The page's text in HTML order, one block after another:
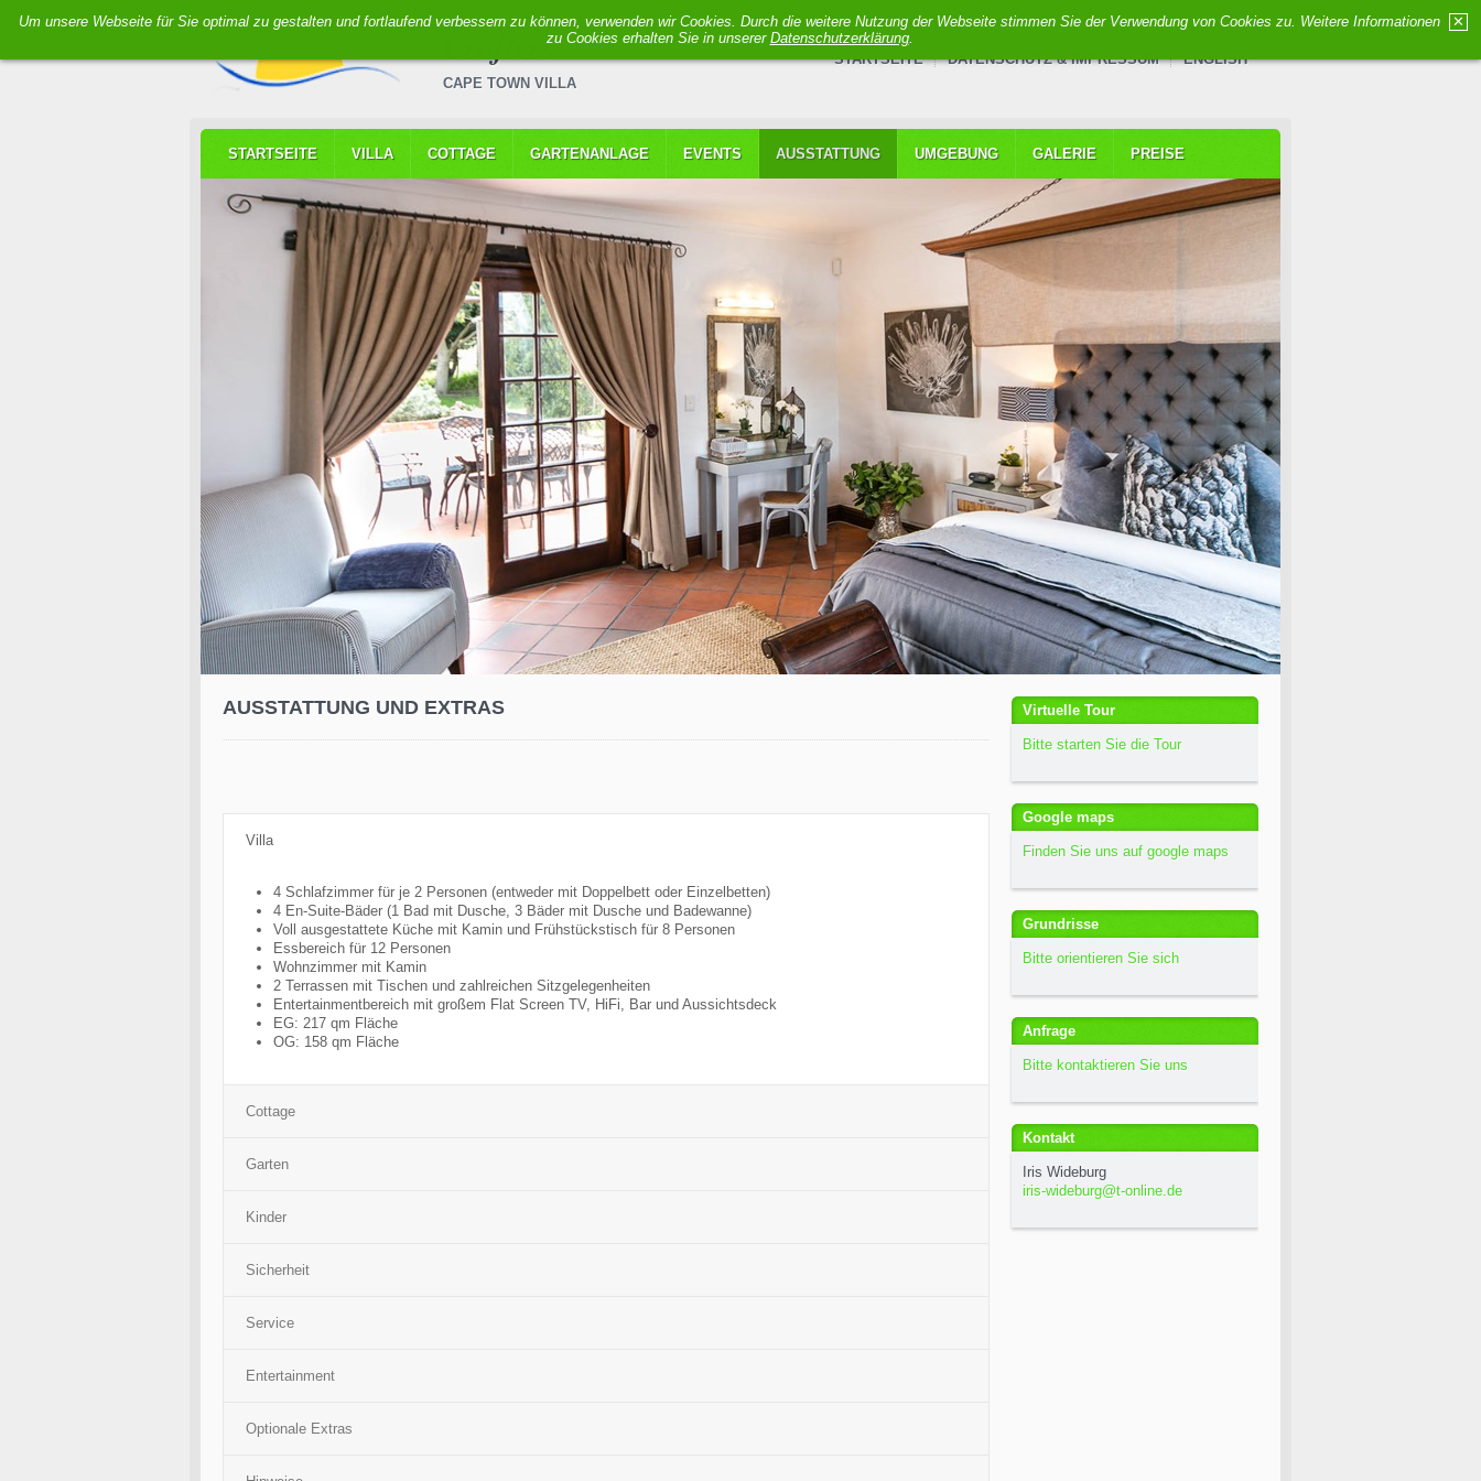
✕
Um unsere Webseite für Sie optimal zu gestalten und fortlaufend verbessern zu können, verwenden wir Cookies. Durch die weitere Nutzung der Webseite stimmen Sie der Verwendung von Cookies zu. Weitere Informationen
zu Cookies erhalten Sie in unserer Datenschutzerklärung.
Crofters
CAPE TOWN VILLA
STARTSEITE DATENSCHUTZ & IMPRESSUM ENGLISH
STARTSEITE VILLA COTTAGE GARTENANLAGE EVENTS AUSSTATTUNG UMGEBUNG GALERIE PREISE
1 2 3 4 5 6
AUSSTATTUNG UND EXTRAS
Villa
4 Schlafzimmer für je 2 Personen (entweder mit Doppelbett oder Einzelbetten)
4 En-Suite-Bäder (1 Bad mit Dusche, 3 Bäder mit Dusche und Badewanne)
Voll ausgestattete Küche mit Kamin und Frühstückstisch für 8 Personen
Essbereich für 12 Personen
Wohnzimmer mit Kamin
2 Terrassen mit Tischen und zahlreichen Sitzgelegenheiten
Entertainmentbereich mit großem Flat Screen TV, HiFi, Bar und Aussichtsdeck
EG: 217 qm Fläche
OG: 158 qm Fläche
Cottage
Garten
Kinder
Sicherheit
Service
Entertainment
Optionale Extras
Virtuelle Tour
Bitte starten Sie die Tour
Google maps
Finden Sie uns auf google maps
Grundrisse
Bitte orientieren Sie sich
Anfrage
Bitte kontaktieren Sie uns
Kontakt
Iris Wideburg
iris-wideburg@t-online.de